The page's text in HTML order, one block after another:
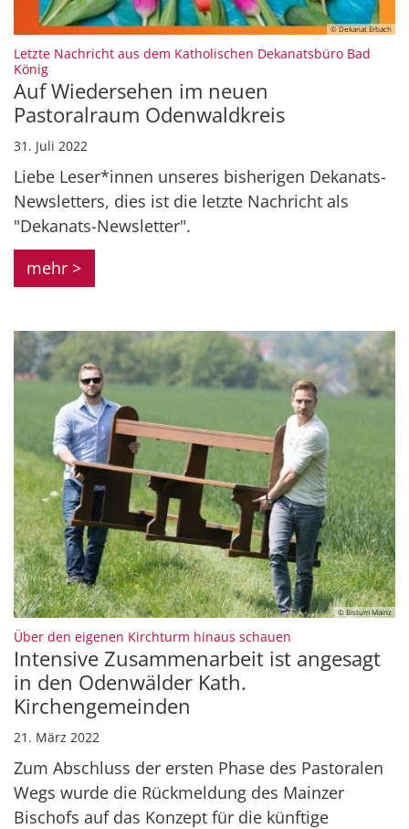
© Dekanat Erbach
Letzte Nachricht aus dem Katholischen Dekanatsbüro Bad
König:
Auf Wiedersehen im neuen
Pastoralraum Odenwaldkreis
31. Juli 2022
Liebe Leser*innen unseres bisherigen Dekanats-
Newsletters, dies ist die letzte Nachricht als
"Dekanats-Newsletter".
mehr >
© Bistum Mainz
Über den eigenen Kirchturm hinaus schauen
Intensive Zusammenarbeit ist angesagt
in den Odenwälder Kath.
Kirchengemeinden
21. März 2022
Zum Abschluss der ersten Phase des Pastoralen
Wegs wurde die Rückmeldung des Mainzer
Bischofs auf das Konzept für die künftige